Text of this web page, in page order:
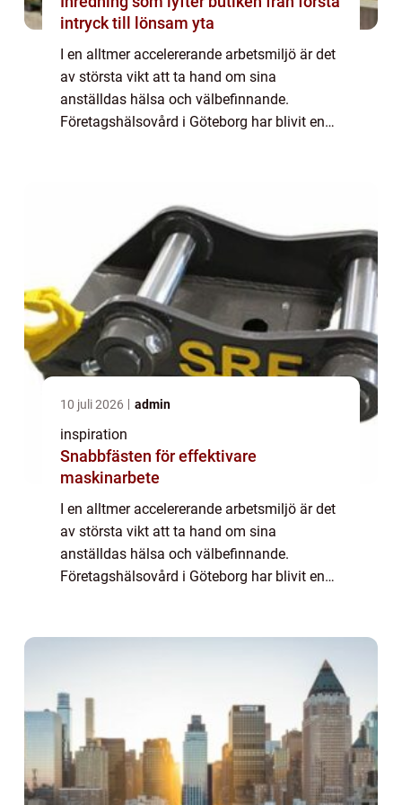
intryck till lönsam yta
I en alltmer accelererande arbetsmiljö är det
av största vikt att ta hand om sina
anställdas hälsa och välbefinnande.
Företagshälsovård i Göteborg har blivit en
10 juli 2026 admin
inspiration
Snabbfästen för effektivare
maskinarbete
I en alltmer accelererande arbetsmiljö är det
av största vikt att ta hand om sina
anställdas hälsa och välbefinnande.
Företagshälsovård i Göteborg har blivit en